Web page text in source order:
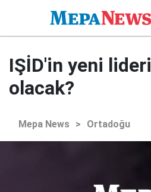
IŞİD'in yeni
olacak?
Mepa News > Ortadoğu